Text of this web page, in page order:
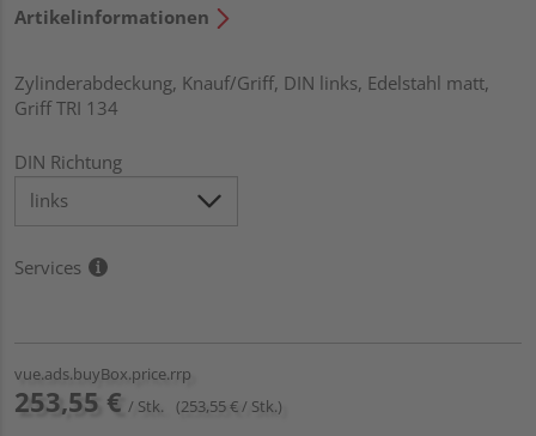
Artikelinformationen
Zylinderabdeckung, Knauf/Griff, DIN links, Edelstahl matt,
Griff TRI 134
DIN Richtung
Services
vue.ads.buyBox.price.rrp
253,55 € / Stk. (253,55 € / Stk.)